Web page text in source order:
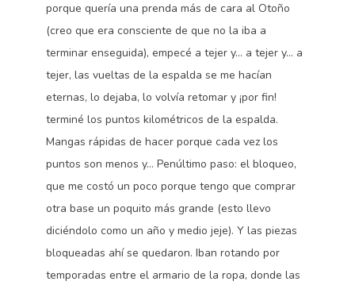
porque quería una prenda más de cara al Otoño
(creo que era consciente de que no la iba a
terminar enseguida), empecé a tejer y… a tejer y… a
tejer, las vueltas de la espalda se me hacían
eternas, lo dejaba, lo volvía retomar y ¡por fin!
terminé los puntos kilométricos de la espalda.
Mangas rápidas de hacer porque cada vez los
puntos son menos y… Penúltimo paso: el bloqueo,
que me costó un poco porque tengo que comprar
otra base un poquito más grande (esto llevo
diciéndolo como un año y medio jeje). Y las piezas
bloqueadas ahí se quedaron. Iban rotando por
temporadas entre el armario de la ropa, donde las